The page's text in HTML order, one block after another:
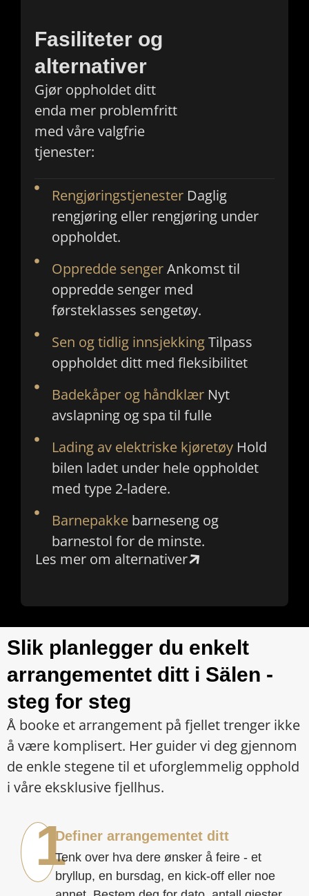
Fasiliteter og
alternativer
Gjør oppholdet ditt
enda mer problemfritt
med våre valgfrie
tjenester:
RengjøringstjenesterDaglig
rengjøring eller rengjøring under
oppholdet.
Oppredde sengerAnkomst til
oppredde senger med
førsteklasses sengetøy.
Sen og tidlig innsjekkingTilpass
oppholdet ditt med fleksibilitet
Badekåper og håndklærNyt
avslapning og spa til fulle
Lading av elektriske kjøretøyHold
bilen ladet under hele oppholdet
med type 2-ladere.
Barnepakkebarneseng og
barnestol for de minste.
Les mer om alternativer
Slik planlegger du enkelt
arrangementet ditt i Sälen -
steg for steg
Å booke et arrangement på fjellet trenger ikke
å være komplisert. Her guider vi deg gjennom
de enkle stegene til et uforglemmelig opphold
i våre eksklusive fjellhus.
1Definer arrangementet ditt
Tenk over hva dere ønsker å feire - et
bryllup, en bursdag, en kick-off eller noe